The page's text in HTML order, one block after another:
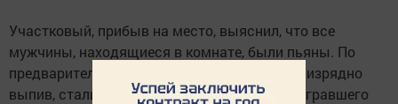
Участковый, прибыв на место, выяснил, что все
мужчины, находящиеся в комнате, были пьяны. По
предварительным данным, молодые люди, изрядно
выпив, стали играть в карты. В итоге у проигравшего